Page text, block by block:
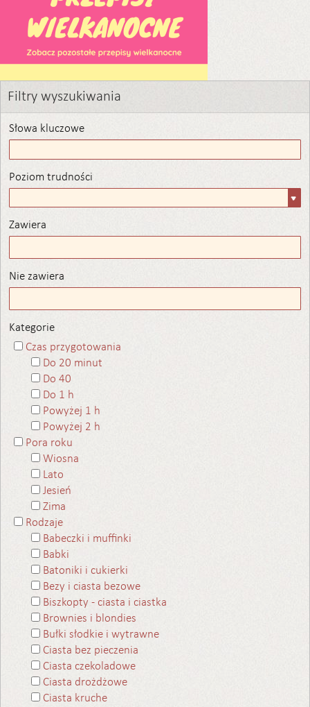
Filtry wyszukiwania
Słowa kluczowe
Poziom trudności
trudności
Zawiera
Nie zawiera
Kategorie
Czas przygotowania
Do 20 minut
Do 40
Do 1 h
Powyżej 1 h
Powyżej 2 h
Pora roku
Wiosna
Lato
Jesień
Zima
Rodzaje
Babeczki i muffinki
Babki
Batoniki i cukierki
Bezy i ciasta bezowe
Biszkopty - ciasta i ciastka
Brownies i blondies
Bułki słodkie i wytrawne
Ciasta bez pieczenia
Ciasta czekoladowe
Ciasta drożdżowe
Ciasta kruche